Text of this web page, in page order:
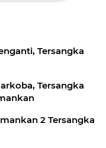
Tersangka
Tersangka
2 Tersangka